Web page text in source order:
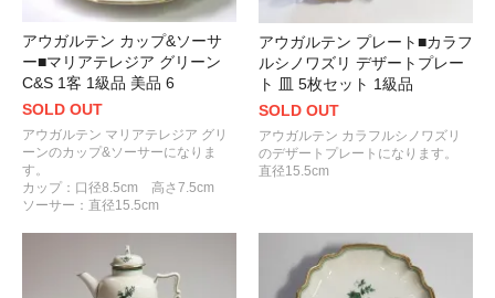
アウガルテン カップ&ソーサ
ー■マリアテレジア グリーン
C&S 1客 1級品 美品 6
SOLD OUT
アウガルテン マリアテレジア グリ
ーンのカップ&ソーサーになりま
す。
カップ：口径8.5cm 高さ7.5cm
ソーサー：直径15.5cm
アウガルテン プレート■カラフ
ルシノワズリ デザートプレー
ト 皿 5枚セット 1級品
SOLD OUT
アウガルテン カラフルシノワズリ
のデザートプレートになります。
直径15.5cm